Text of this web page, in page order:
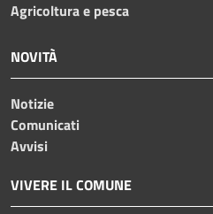
Agricoltura e pesca
NOVITÀ
Notizie
Comunicati
Avvisi
VIVERE IL COMUNE